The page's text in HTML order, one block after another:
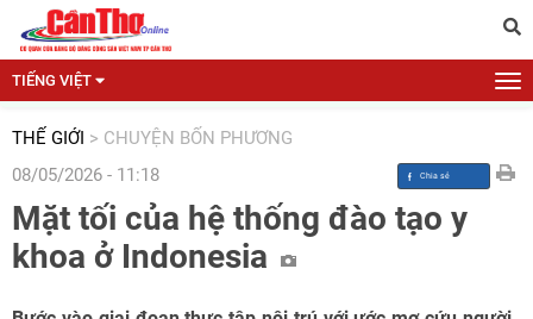
TIẾNG VIỆT
THẾ GIỚI > CHUYỆN BỐN PHƯƠNG
08/05/2026 - 11:18
Mặt tối của hệ thống đào tạo y
khoa ở Indonesia